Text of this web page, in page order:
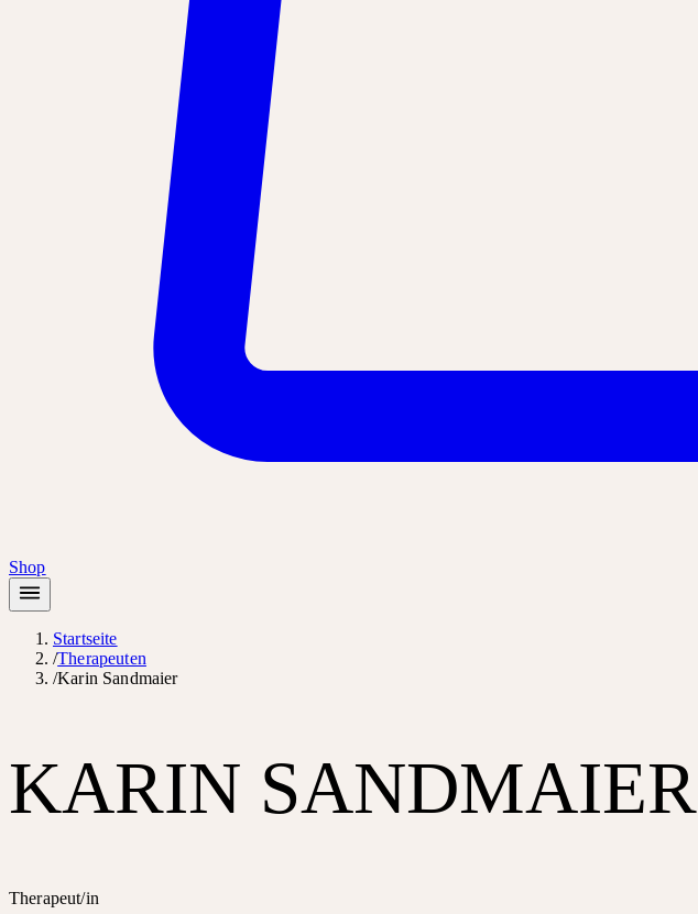
Shop
Startseite
/Therapeuten
/Karin Sandmaier
KARIN SANDMAIER
Therapeut/in